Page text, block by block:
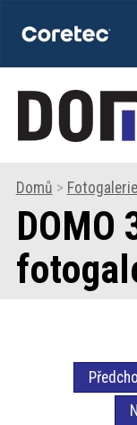
TIPY
Zprávy
Praxe
Fotogalerie
Prodejní
Domů > Fotogalerie
DOMO